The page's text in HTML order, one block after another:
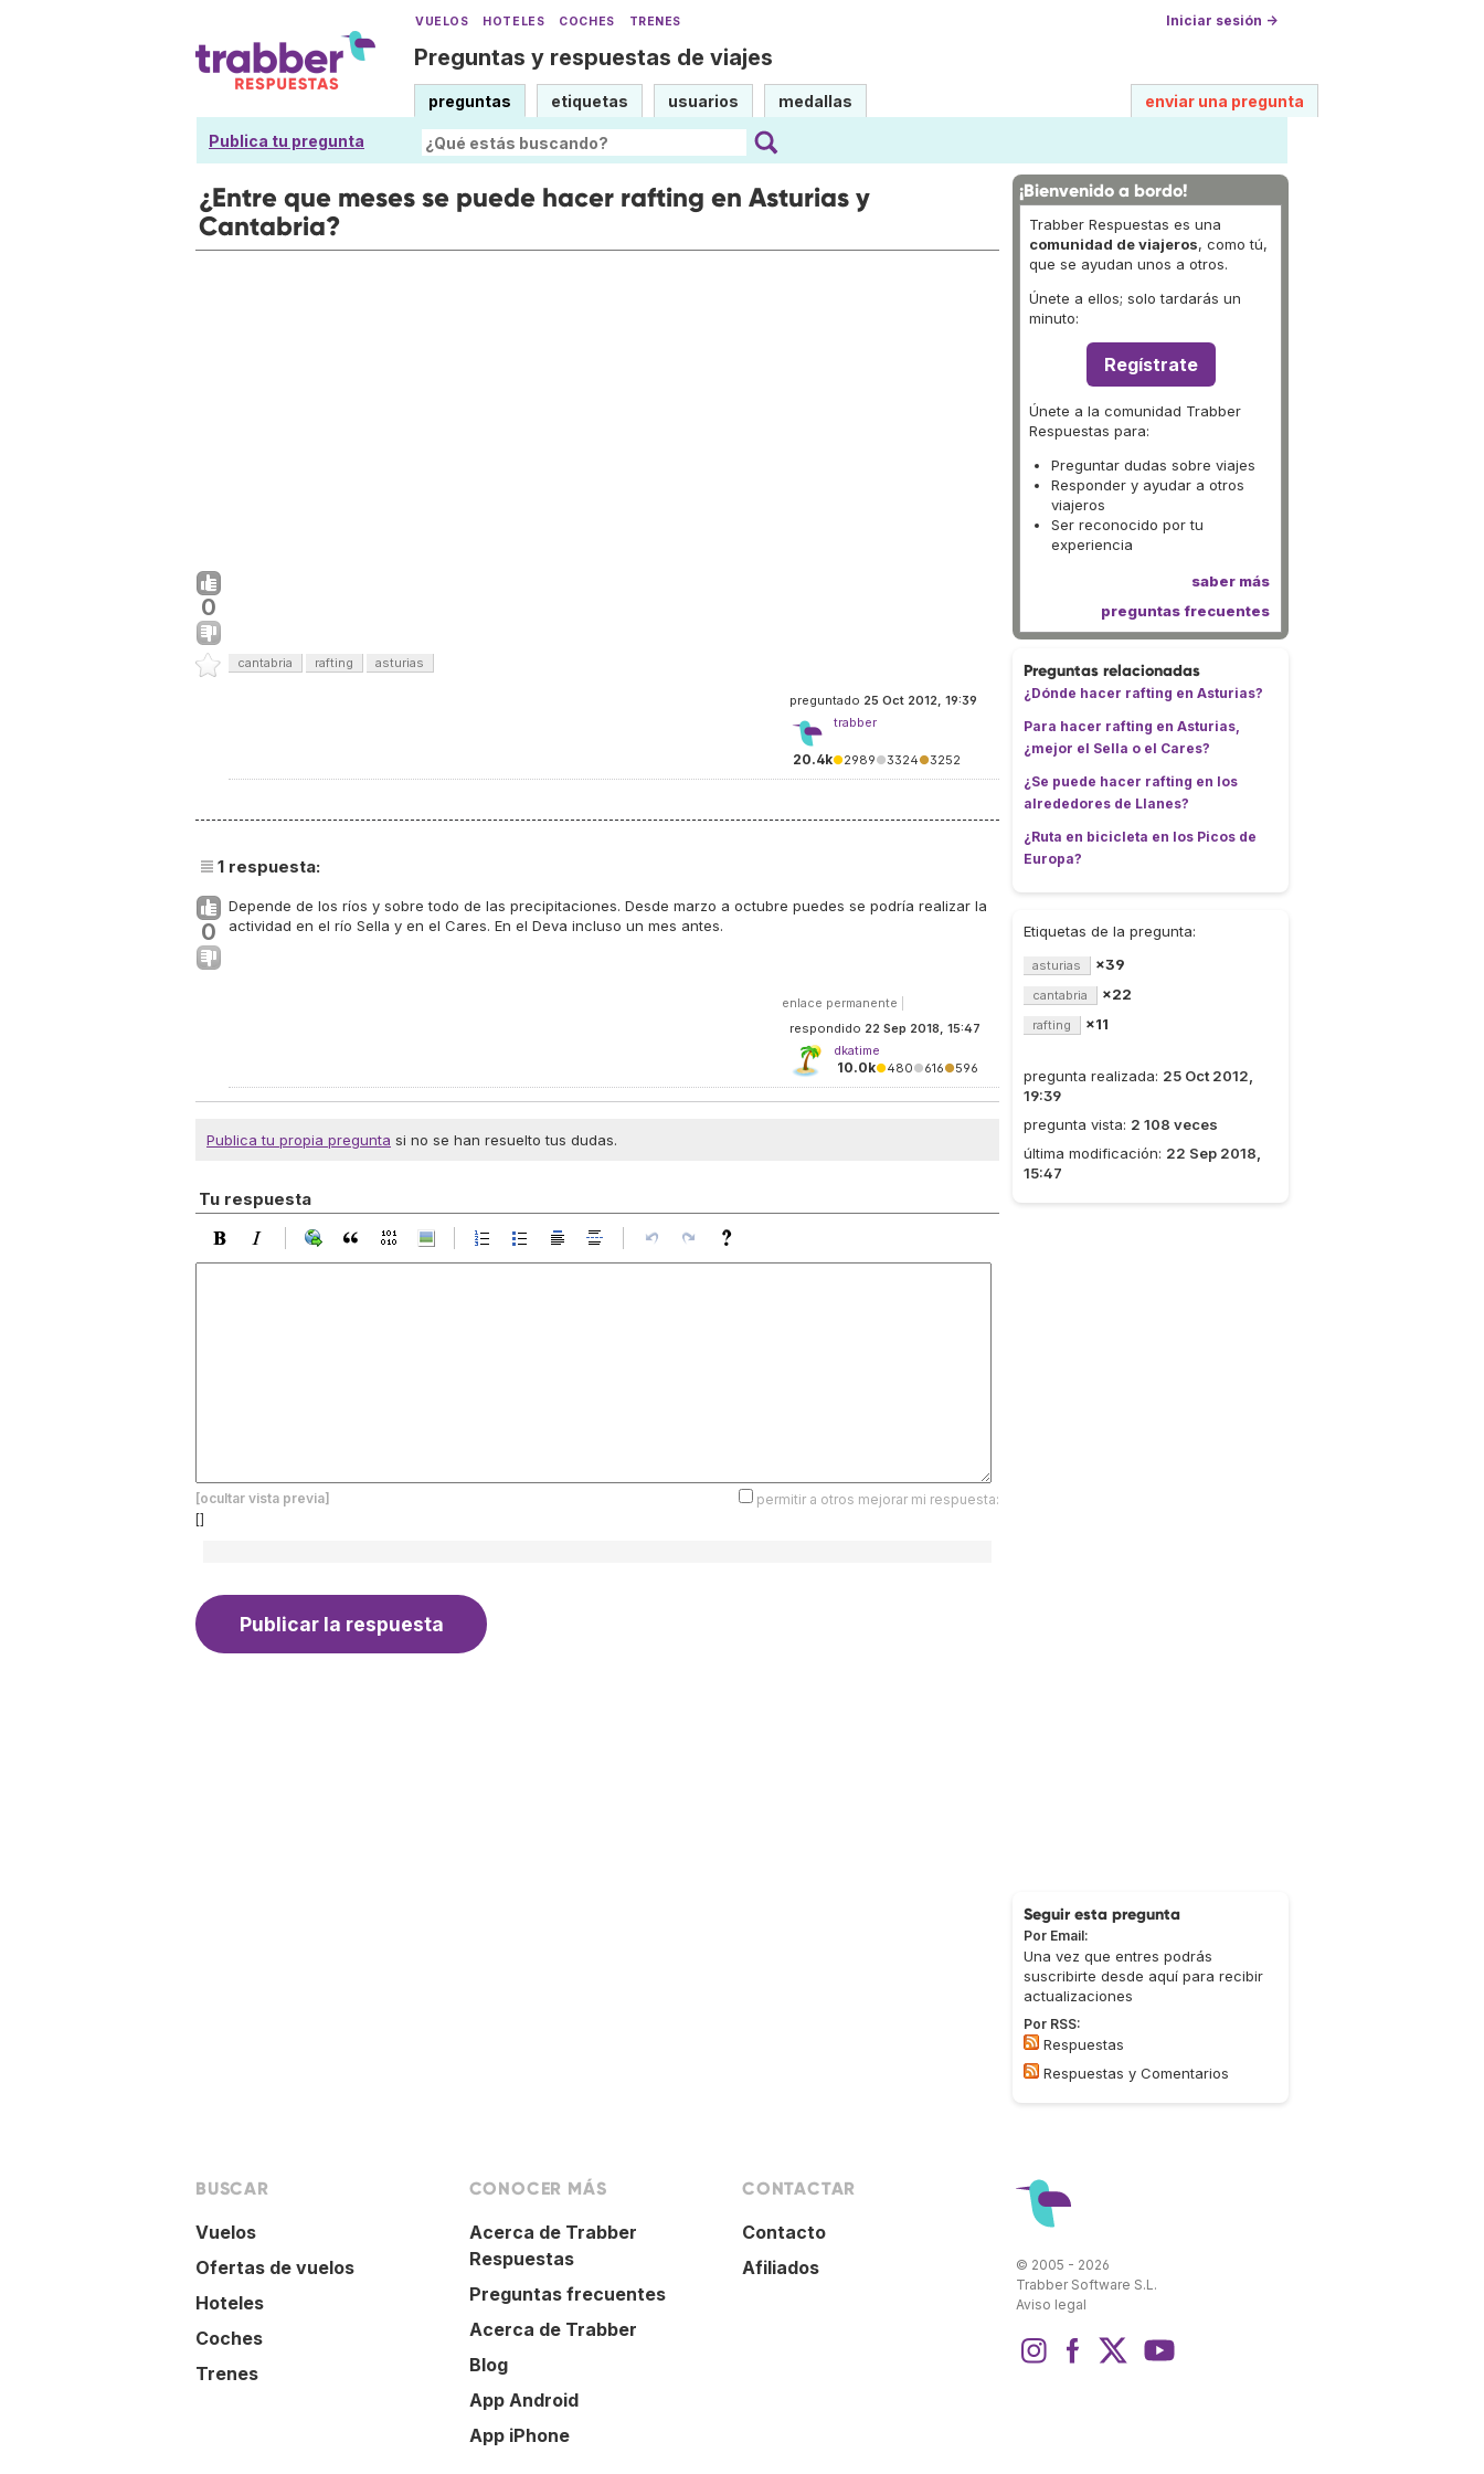
VUELOS HOTELES COCHES TRENES Iniciar sesión →
Preguntas y respuestas de viajes
preguntas etiquetas usuarios medallas enviar una pregunta
Publica tu pregunta
¿Entre que meses se puede hacer rafting en Asturias y
Cantabria?
0
cantabria rafting asturias
preguntado 25 Oct 2012, 19:39
trabber
20.4k●2989●3324●3252
1 respuesta:
0
Depende de los ríos y sobre todo de las precipitaciones. Desde marzo a octubre puedes se podría realizar la
actividad en el río Sella y en el Cares. En el Deva incluso un mes antes.
enlace permanente
respondido 22 Sep 2018, 15:47
dkatime
10.0k●480●616●596
Publica tu propia pregunta si no se han resuelto tus dudas.
Tu respuesta
[ocultar vista previa]
permitir a otros mejorar mi respuesta:
[]
¡Bienvenido a bordo!
Trabber Respuestas es una
comunidad de viajeros, como tú,
que se ayudan unos a otros.
Únete a ellos; solo tardarás un
minuto:
Regístrate
Únete a la comunidad Trabber
Respuestas para:
Preguntar dudas sobre viajes
Responder y ayudar a otros
viajeros
Ser reconocido por tu
experiencia
saber más
preguntas frecuentes
Preguntas relacionadas
¿Dónde hacer rafting en Asturias?
Para hacer rafting en Asturias,
¿mejor el Sella o el Cares?
¿Se puede hacer rafting en los
alrededores de Llanes?
¿Ruta en bicicleta en los Picos de
Europa?
Etiquetas de la pregunta:
asturias ×39
cantabria ×22
rafting ×11
pregunta realizada: 25 Oct 2012,
19:39
pregunta vista: 2 108 veces
última modificación: 22 Sep 2018,
15:47
Seguir esta pregunta
Por Email:
Una vez que entres podrás
suscribirte desde aquí para recibir
actualizaciones
Por RSS:
Respuestas
Respuestas y Comentarios
BUSCAR
Vuelos
Ofertas de vuelos
Hoteles
Coches
Trenes
CONOCER MÁS
Acerca de Trabber
Respuestas
Preguntas frecuentes
Acerca de Trabber
Blog
App Android
App iPhone
CONTACTAR
Contacto
Afiliados
© 2005 - 2026
Trabber Software S.L.
Aviso legal